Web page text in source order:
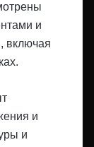
и
включая
и
и